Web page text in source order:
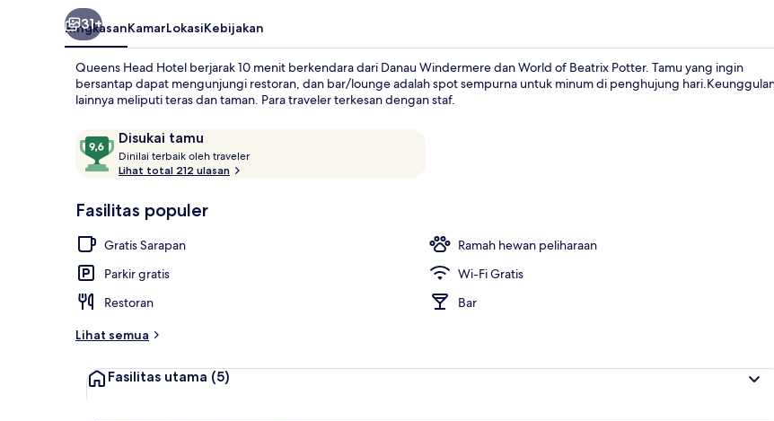
31+
RingkasanKamarLokasiKebijakan
Queens Head Hotel berjarak 10 menit berkendara dari Danau Windermere dan World of Beatrix Potter. Tamu yang ingin
bersantap dapat mengunjungi restoran, dan bar/lounge adalah spot sempurna untuk minum di penghujung
lainnya meliputi teras dan taman. Para traveler terkesan dengan staf.
Ulasan Disukai tamu
9,6
dari
10,
tamu
Dinilai terbaik oleh traveler
i
Lihat total 212 ulasan
Fasilitas populer
Gratis Sarapan
Ramah hewan peliharaan
Parkir gratis
Wi-Fi Gratis
Restoran
Bar
Lihat semua
Fasilitas utama (5)